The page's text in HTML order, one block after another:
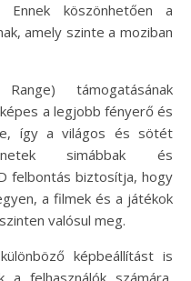
Ennek köszönhetően a
amely szinte a moziban
támogatásának
a legjobb fényerő és
így a világos és sötét
simábbak és
felbontás biztosítja, hogy
a filmek és a játékok
valósul meg.
képbeállítást is